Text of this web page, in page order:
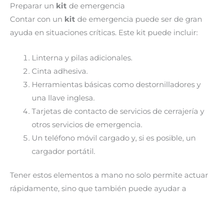
Preparar un kit de emergencia
Contar con un kit de emergencia puede ser de gran
ayuda en situaciones críticas. Este kit puede incluir:
Linterna y pilas adicionales.
Cinta adhesiva.
Herramientas básicas como destornilladores y
una llave inglesa.
Tarjetas de contacto de servicios de cerrajería y
otros servicios de emergencia.
Un teléfono móvil cargado y, si es posible, un
cargador portátil.
Tener estos elementos a mano no solo permite actuar
rápidamente, sino que también puede ayudar a